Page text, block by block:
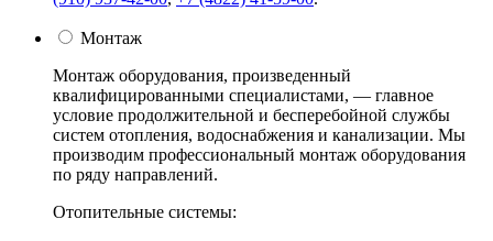
Монтаж
Монтаж оборудования, произведенный
квалифицированными специалистами, — главное
условие продолжительной и бесперебойной службы
систем отопления, водоснабжения и канализации. Мы
производим профессиональный монтаж оборудования
по ряду направлений.
Отопительные системы: